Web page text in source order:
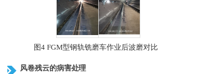
图4 FGM型钢轨铣磨车作业后波磨对比
风卷残云的病害处理